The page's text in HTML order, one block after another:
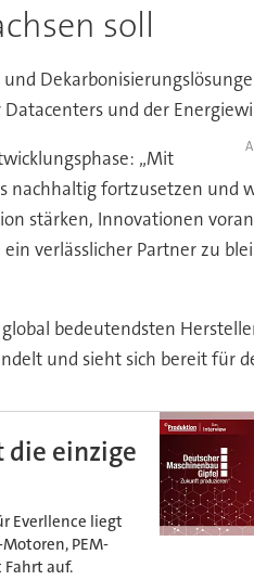
soll
und der
„Mit
nachhaltig fortzusetzen und
stärken, Innovationen
verlässlicher Partner zu
bedeutendsten
und sieht sich bereit für
die einzige
Everllence liegt
PEM-
auf.